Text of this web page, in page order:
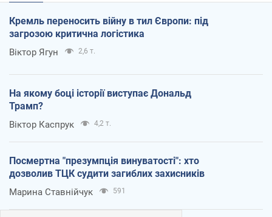
Кремль переносить війну в тил Європи: під
загрозою критична логістика
Віктор Ягун 2,6 т.
На якому боці історії виступає Дональд
Трамп?
Віктор Каспрук 4,2 т.
Посмертна "презумпція винуватості": хто
дозволив ТЦК судити загиблих захисників
Марина Ставнійчук 591